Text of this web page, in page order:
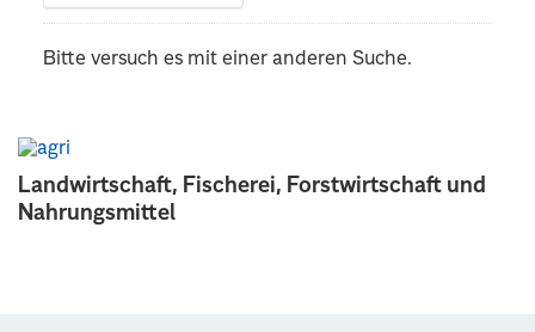
Landwirtschaft, Fischerei, Forstwirtschaft und
Nahrungsmittel
Bitte versuch es mit einer anderen Suche.